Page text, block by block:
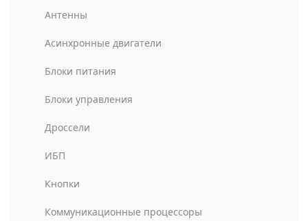
Антенны
Асинхронные двигатели
Блоки питания
Блоки управления
Дроссели
ИБП
Кнопки
Коммуникационные процессоры